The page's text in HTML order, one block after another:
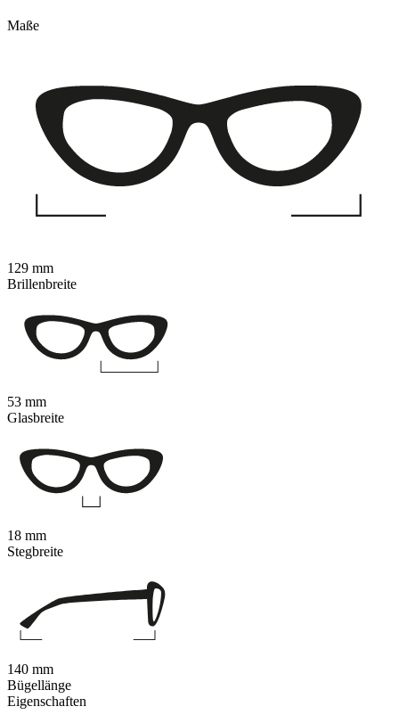
Eigenschaften
Maße
129 mm
Brillenbreite
53 mm
Glasbreite
18 mm
Stegbreite
140 mm
Bügellänge